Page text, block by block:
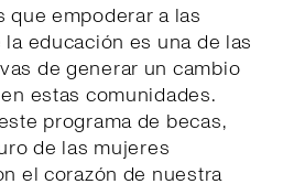
que empoderar a las
educación es una de las
de generar un cambio
estas comunidades.
programa de becas,
de las mujeres
el corazón de nuestra